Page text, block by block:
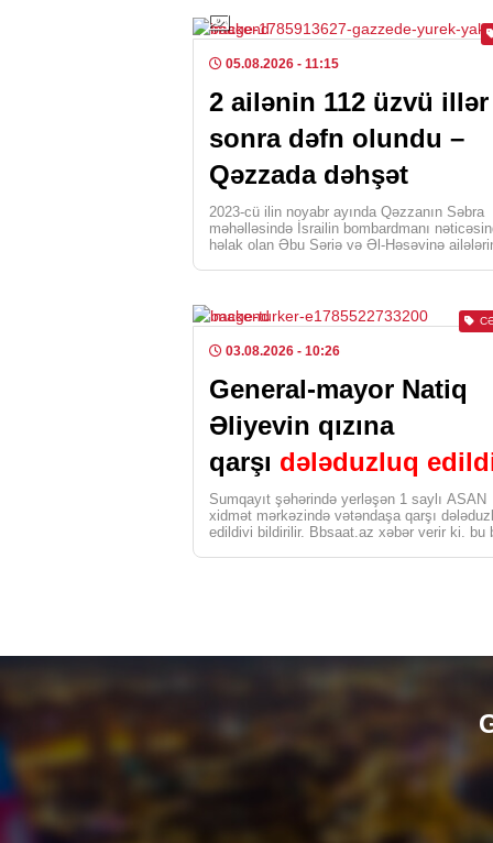
05.08.2026 - 11:15
2 ailənin 112 üzvü illər
sonra dəfn olundu –
Qəzzada dəhşət
2023-cü ilin noyabr ayında Qəzzanın Səbra
məhəlləsində İsrailin bombardmanı
həlak olan Əbu Şəriə və Əl-Həsəyinə
03.08.2026 - 10:26
General-mayor Natiq
Əliyevin qızına
qarşı dələduzluq
Sumqayıt şəhərində yerləşən 1 saylı ASAN
xidmət mərkəzində vətəndaşa qarşı
edildiyi bildirilir. Bbsaat.az xəbər verir ki, bu